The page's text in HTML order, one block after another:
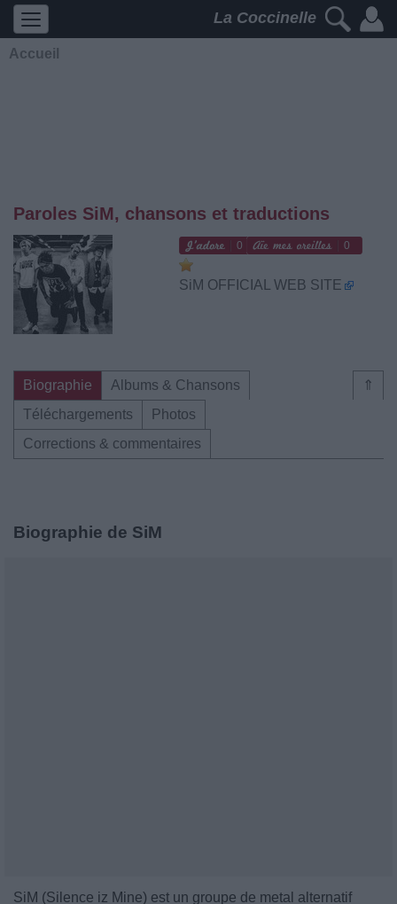
La Coccinelle
Accueil
Paroles SiM, chansons et traductions
0 0
SiM OFFICIAL WEB SITE
⇑
Biographie
Albums & Chansons
Téléchargements
Photos
Corrections & commentaires
Biographie de SiM
SiM (Silence iz Mine) est un groupe de metal alternatif